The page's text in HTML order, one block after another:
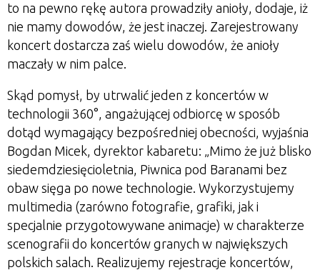
to na pewno rękę autora prowadziły anioły, dodaje, iż
nie mamy dowodów, że jest inaczej. Zarejestrowany
koncert dostarcza zaś wielu dowodów, że anioły
maczały w nim palce.
Skąd pomysł, by utrwalić jeden z koncertów w
technologii 360°, angażującej odbiorcę w sposób
dotąd wymagający bezpośredniej obecności, wyjaśnia
Bogdan Micek, dyrektor kabaretu: „Mimo że już blisko
siedemdziesięcioletnia, Piwnica pod Baranami bez
obaw sięga po nowe technologie. Wykorzystujemy
multimedia (zarówno fotografie, grafiki, jak i
specjalnie przygotowywane animacje) w charakterze
scenografii do koncertów granych w największych
polskich salach. Realizujemy rejestracje koncertów,